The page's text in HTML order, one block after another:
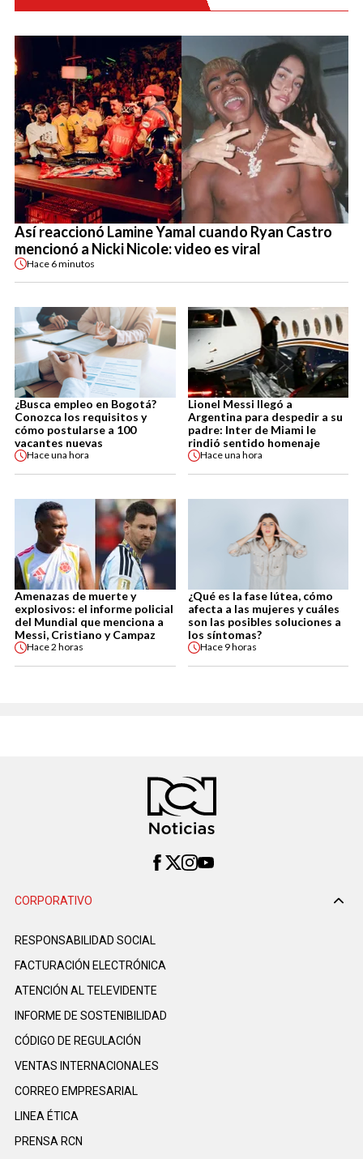
Así reaccionó Lamine Yamal cuando Ryan Castro
mencionó a Nicki Nicole: video es viral
Hace 6 minutos
¿Busca empleo en Bogotá?
Conozca los requisitos y
cómo postularse a 100
vacantes nuevas
Haceuna hora
Lionel Messi llegó a
Argentina para despedir a su
padre: Inter de Miami le
rindió sentido homenaje
Haceuna hora
Amenazas de muerte y
explosivos: el informe policial
del Mundial que menciona a
Messi, Cristiano y Campaz
Hace2 horas
¿Qué es la fase lútea, cómo
afecta a las mujeres y cuáles
son las posibles soluciones a
los síntomas?
Hace 9 horas
CORPORATIVO
RESPONSABILIDAD SOCIAL
FACTURACIÓN ELECTRÓNICA
ATENCIÓN AL TELEVIDENTE
INFORME DE SOSTENIBILIDAD
CÓDIGO DE REGULACIÓN
VENTAS INTERNACIONALES
CORREO EMPRESARIAL
LINEA ÉTICA
PRENSA RCN